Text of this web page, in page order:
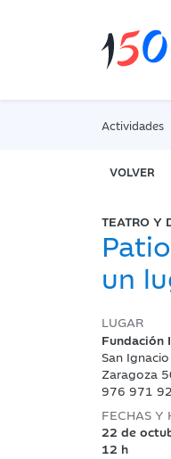
Actividades
VOLVER
TEATRO Y
un
LUGAR
Fundación
San
Zaragoza
976 971
FECHAS Y
22 de
12 h